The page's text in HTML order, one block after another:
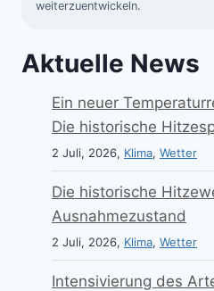
weiterzuentwickeln.
Aktuelle News
Ein neuer
Die historische
2 Juli, 2026, Klima, Wetter
Die historische
Ausnahmezustand
2 Juli, 2026, Klima, Wetter
Intensivierung des